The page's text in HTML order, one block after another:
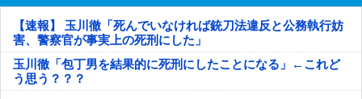
【速報】 玉川徹「死んでいなければ銃刀法違反と公務執行妨
害、警察官が事実上の死刑にした」
玉川徹「包丁男を結果的に死刑にしたことになる」←これど
う思う？？？